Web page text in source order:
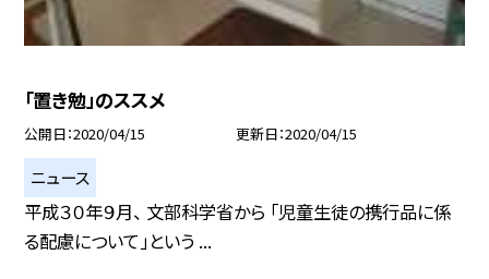
「置き勉」のススメ
公開日 2020/04/15 更新日 2020/04/15
ニュース
平成３０年９月、 文部科学省から 「児童生徒の携行品に係
る配慮について」という ...